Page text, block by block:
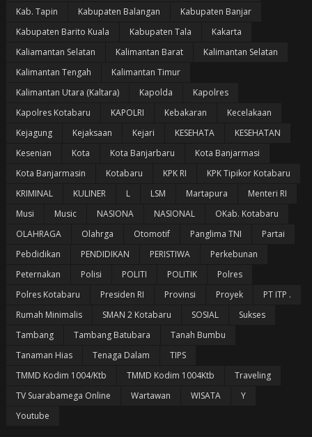
Kab. Tapin
Kabupaten Balangan
Kabupaten Banjar
Kabupaten Barito Kuala
Kabupaten Tala
Kakarta
Kaliamantan Selatan
Kalimantan Barat
Kalimantan Selatan
Kalimantan Tengah
Kalimantan Timur
Kalimantan Utara (Kaltara)
Kapolda
Kapolres
Kapolres Kotabaru
KAPOLRI Kebakaran
Kecelakaan
Kejagung
Kejaksaan Kejari KESEHATA
KESEHATAN
Kesenian
Kota Kota Banjarbaru
Kota Banjarmasi
Kota Banjarmasin
Kotabaru KPK RI
KPK Tipikor Kotabaru
KRIMINAL
KULINER L LSM Martapura
Menteri RI
Musi
Music NASIONA NASIONAL
OKab. Kotabaru
OLAHRAGA
Olahrga Otomotif Panglima TNI
Partai
Pebdidikan
PENDIDIKAN PERISTIWA
Perkebunan
Peternakan
Polisi POLITI POLITIK
Polres
Polres Kotabaru
Presiden RI Provinsi Proyek
PT ITP .
Rumah Minimalis
SMAN 2 Kotabaru SOSIAL
Sukses
Tambang
Tambang Batubara
Tanah Bumbu
Tanaman Hias
Tenaga Dalam
TIPS
TMMD Kodim 1004/Ktb
TMMD Kodim 1004Ktb
Traveling
TV Suarabamega Online
Wartawan WISATA
Y
Youtube